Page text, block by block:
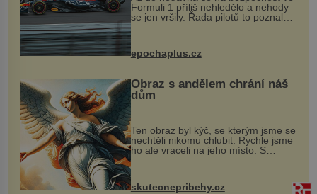
Formuli 1 příliš nehledělo a nehody
se jen vršily. Řada pilotů to poznala
na vlastní kůži, často s trvalými
následky nebo bohužel i ztrátou
života. Dnes nepochopiteln...
epochaplus.cz
Obraz s andělem chrání náš
dům
Ten obraz byl kýč, se kterým jsme se
nechtěli nikomu chlubit. Rychle jsme
ho ale vraceli na jeho místo. S
manželem Vaškem jsme si pořídili
chaloupku, takový domek na severu
Čech, kde jsme si naplánova...
skutecnepribehy.cz